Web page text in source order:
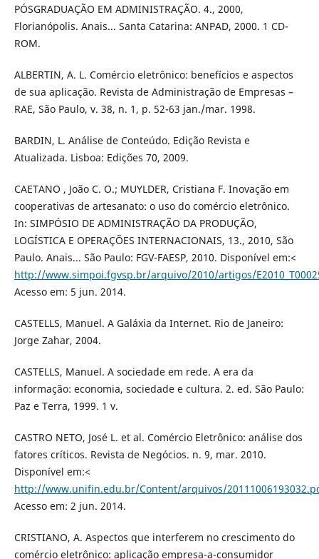
PÓSGRADUAÇÃO EM ADMINISTRAÇÃO. 4., 2000,
Florianópolis. Anais... Santa Catarina: ANPAD, 2000. 1 CD-
ROM.
ALBERTIN, A. L. Comércio eletrônico: benefícios e aspectos
de sua aplicação. Revista de Administração de Empresas –
RAE, São Paulo, v. 38, n. 1, p. 52-63 jan./mar. 1998.
BARDIN, L. Análise de Conteúdo. Edição Revista e
Atualizada. Lisboa: Edições 70, 2009.
CAETANO , João C. O.; MUYLDER, Cristiana F. Inovação em
cooperativas de artesanato: o uso do comércio eletrônico.
In: SIMPÓSIO DE ADMINISTRAÇÃO DA PRODUÇÃO,
LOGÍSTICA E OPERAÇÕES INTERNACIONAIS, 13., 2010, São
Paulo. Anais... São Paulo: FGV-FAESP, 2010. Disponível em:<
http://www.simpoi.fgvsp.br/arquivo/2010/artigos/
Acesso em: 5 jun. 2014.
CASTELLS, Manuel. A Galáxia da Internet. Rio de Janeiro:
Jorge Zahar, 2004.
CASTELLS, Manuel. A sociedade em rede. A era da
informação: economia, sociedade e cultura. 2. ed. São Paulo:
Paz e Terra, 1999. 1 v.
CASTRO NETO, José L. et al. Comércio Eletrônico: análise dos
fatores críticos. Revista de Negócios. n. 9, mar. 2010.
Disponível em:<
http://www.unifin.edu.br/Content/arquivos/
Acesso em: 2 jun. 2014.
CRISTIANO, A. Aspectos que interferem no crescimento do
comércio eletrônico: aplicação empresa-a-consumidor